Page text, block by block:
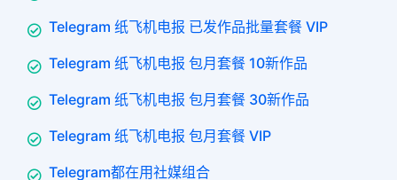
Telegram 纸飞机电报 已发作品批量套餐 VIP
Telegram 纸飞机电报 包月套餐 10新作品
Telegram 纸飞机电报 包月套餐 30新作品
Telegram 纸飞机电报 包月套餐 VIP
Telegram都在用社媒组合